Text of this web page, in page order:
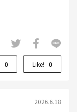
0 Like! 0
2026.6.18